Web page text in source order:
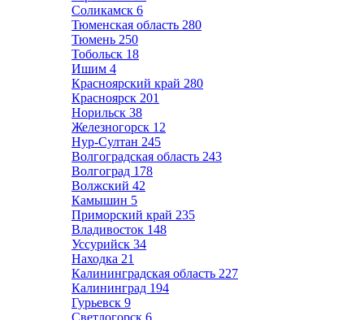
Соликамск 6
Тюменская область 280
Тюмень 250
Тобольск 18
Ишим 4
Красноярский край 280
Красноярск 201
Норильск 38
Железногорск 12
Нур-Султан 245
Волгоградская область 243
Волгоград 178
Волжский 42
Камышин 5
Приморский край 235
Владивосток 148
Уссурийск 34
Находка 21
Калининградская область 227
Калининград 194
Гурьевск 9
Светлогорск 6